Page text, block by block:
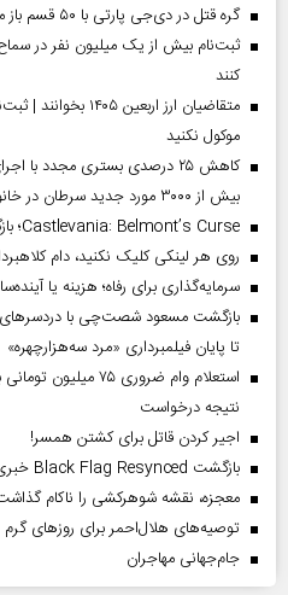
گره قتل در دی‌جی پارتی با ۵۰ قسم باز می‌شود
ثبت‌نام بیش از یک میلیون نفر در
کنند
متقاضیان ارز
موکول نکنید
کاهش ۲۵ درصدی بستری مجدد با
بیش از ۳۰۰۰ مورد جدید سرطان در خانواده بیماران
Castlevania: Belmont’s Curse؛ بازگشت باشکوه شکارچیان خون‌آشام
روی هر لینکی کلیک نکنید، دام
سرمایه‌گذاری برای رفاه؛ هزینه یا
بازگشت مسعود شصت‌چی با دردسر‌های
تا پایان فیلمبرداری «مرد سه‌هزارچهره»
استعلام وام ضروری
نتیجه درخواست
اجیر کردن قاتل برای کشتن همسر!
بازگشت Black Flag Resynced خبری جذاب برای دوستداران بازی
معجزه، نقشه شوهرکشی را ناکام
توصیه‌های هلال‌احمر برای روز‌های گرم
جام‌جهانی مهاجران